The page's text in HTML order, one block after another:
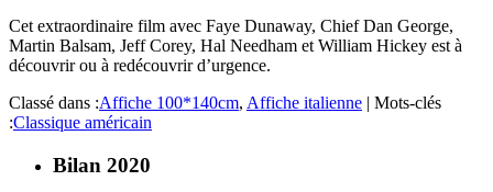
Cet extraordinaire film avec Faye Dunaway, Chief Dan George,
Martin Balsam, Jeff Corey, Hal Needham et William Hickey est à
découvrir ou à redécouvrir d’urgence.
Classé dans :Affiche 100*140cm, Affiche italienne | Mots-clés
:Classique américain
Bilan 2020